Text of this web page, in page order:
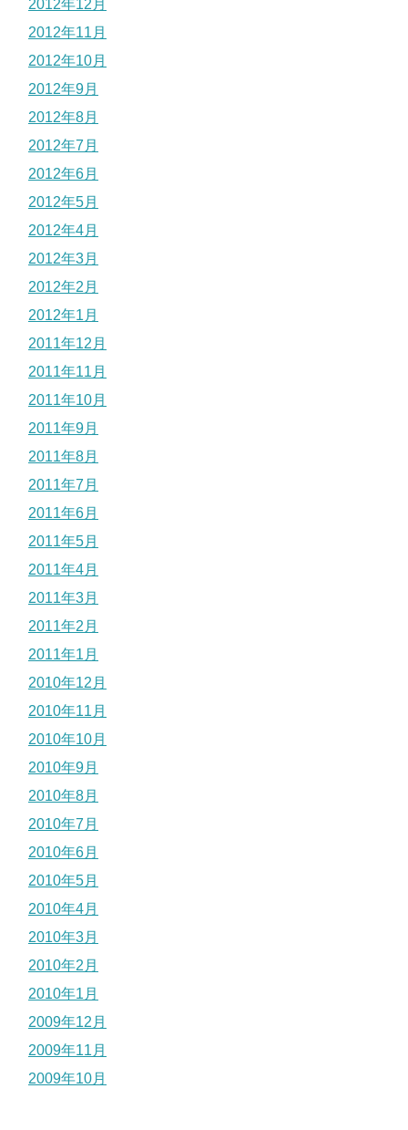
2012年12月
2012年11月
2012年10月
2012年9月
2012年8月
2012年7月
2012年6月
2012年5月
2012年4月
2012年3月
2012年2月
2012年1月
2011年12月
2011年11月
2011年10月
2011年9月
2011年8月
2011年7月
2011年6月
2011年5月
2011年4月
2011年3月
2011年2月
2011年1月
2010年12月
2010年11月
2010年10月
2010年9月
2010年8月
2010年7月
2010年6月
2010年5月
2010年4月
2010年3月
2010年2月
2010年1月
2009年12月
2009年11月
2009年10月